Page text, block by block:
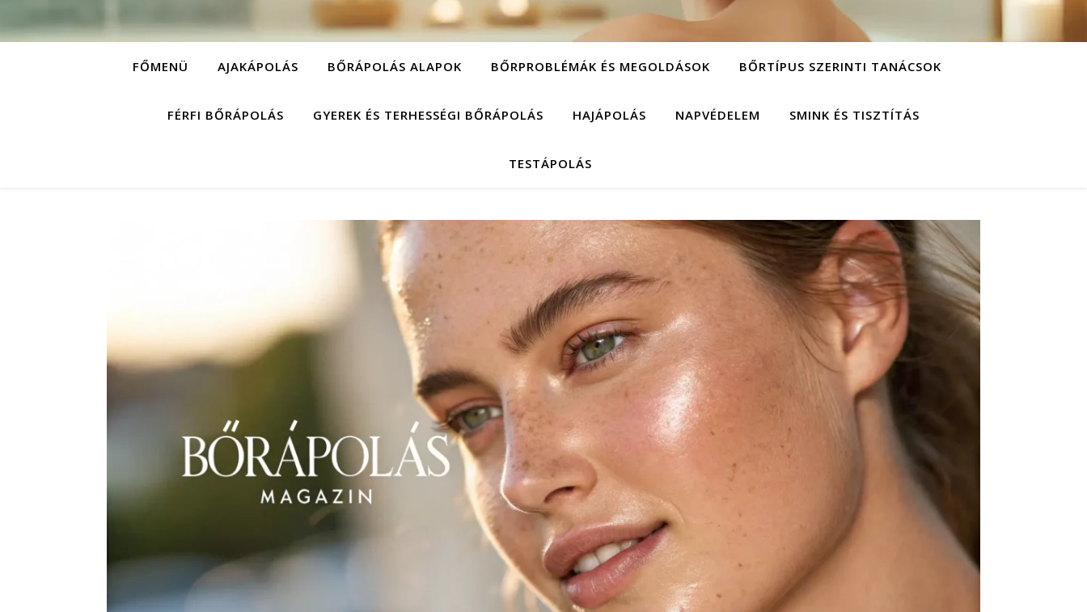
FŐMENÜ AJAKÁPOLÁS BŐRÁPOLÁS ALAPOK BŐRPROBLÉMÁK ÉS MEGOLDÁSOK BŐRTÍPUS SZERINTI TANÁCSOK
FÉRFI BŐRÁPOLÁS GYEREK ÉS TERHESSÉGI BŐRÁPOLÁS HAJÁPOLÁS NAPVÉDELEM SMINK ÉS TISZTÍTÁS
TESTÁPOLÁS